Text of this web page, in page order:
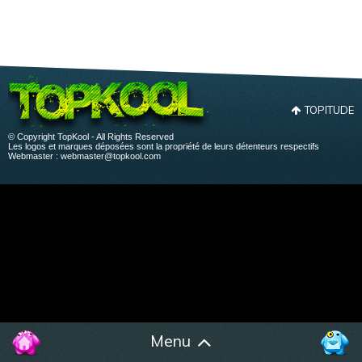
Menu
TOPITUDE
© Copyright TopKool - All Rights Reserved
Les logos et marques déposées sont la propriété de leurs détenteurs respectifs
Webmaster : webmaster@topkool.com